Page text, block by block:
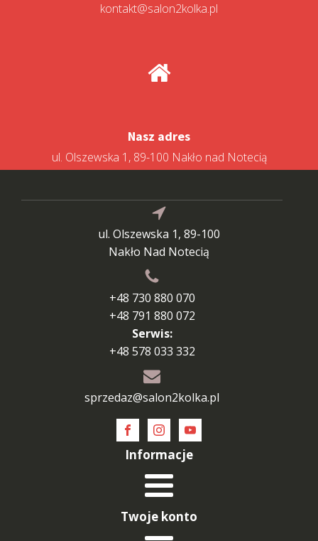
kontakt@salon2kolka.pl
Nasz adres
ul. Olszewska 1, 89-100 Nakło nad Notecią
ul. Olszewska 1, 89-100
Nakło Nad Notecią
+48 730 880 070
+48 791 880 072
Serwis:
+48 578 033 332
sprzedaz@salon2kolka.pl
Informacje
Twoje konto